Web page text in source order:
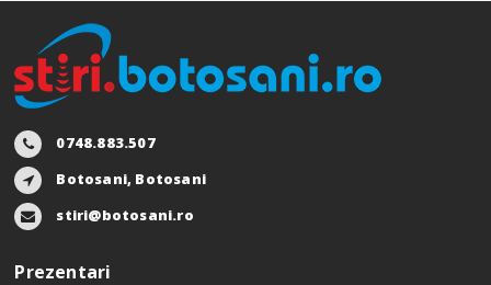
0748.883.507
Botosani, Botosani
stiri@botosani.ro
Prezentari